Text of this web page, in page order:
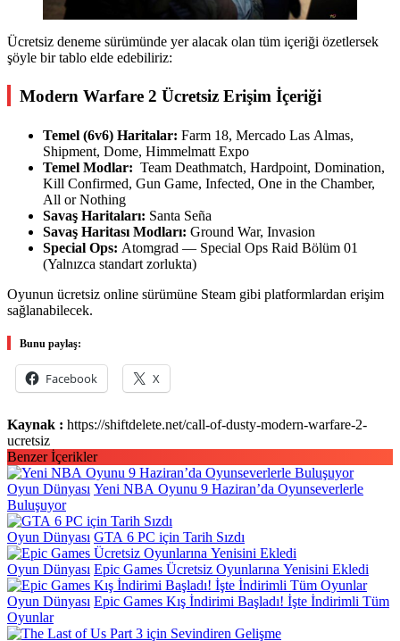
Ücretsiz deneme sürümünde yer alacak olan tüm içeriği özetlersek
şöyle bir tablo elde edebiliriz:
Modern Warfare 2 Ücretsiz Erişim İçeriği
Temel (6v6) Haritalar: Farm 18, Mercado Las Almas,
Shipment, Dome, Himmelmatt Expo
Temel Modlar: Team Deathmatch, Hardpoint, Domination,
Kill Confirmed, Gun Game, Infected, One in the Chamber,
All or Nothing
Savaş Haritaları: Santa Seña
Savaş Haritası Modları: Ground War, Invasion
Special Ops: Atomgrad — Special Ops Raid Bölüm 01
(Yalnızca standart zorlukta)
Oyunun ücretsiz online sürümüne Steam gibi platformlardan erişim
sağlanabilecek.
Bunu paylaş:
Facebook X
Kaynak : https://shiftdelete.net/call-of-dusty-modern-warfare-2-
ucretsiz
Benzer İçerikler
Oyun Dünyası Yeni NBA Oyunu 9 Haziran’da Oyunseverlerle
Buluşuyor
Oyun Dünyası GTA 6 PC için Tarih Sızdı
Oyun Dünyası Epic Games Ücretsiz Oyunlarına Yenisini Ekledi
Oyun Dünyası Epic Games Kış İndirimi Başladı! İşte İndirimli Tüm
Oyunlar